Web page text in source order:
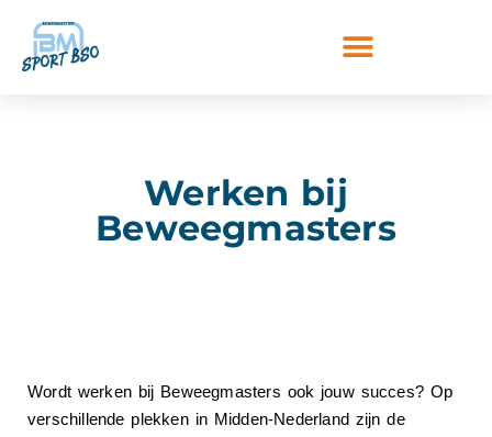
Werken bij
Beweegmasters
Wordt werken bij Beweegmasters ook jouw succes? Op
verschillende plekken in Midden-Nederland zijn de